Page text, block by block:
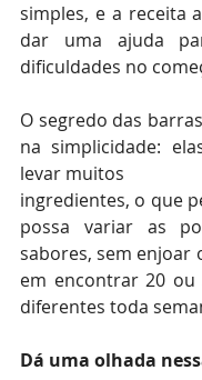
simples, e a receita
dar uma ajuda
dificuldades no
O segredo das
na simplicidade:
levar muitos
ingredientes, o que
possa variar as
sabores, sem enjoar
em encontrar 20 ou
diferentes toda
Dá uma olhada